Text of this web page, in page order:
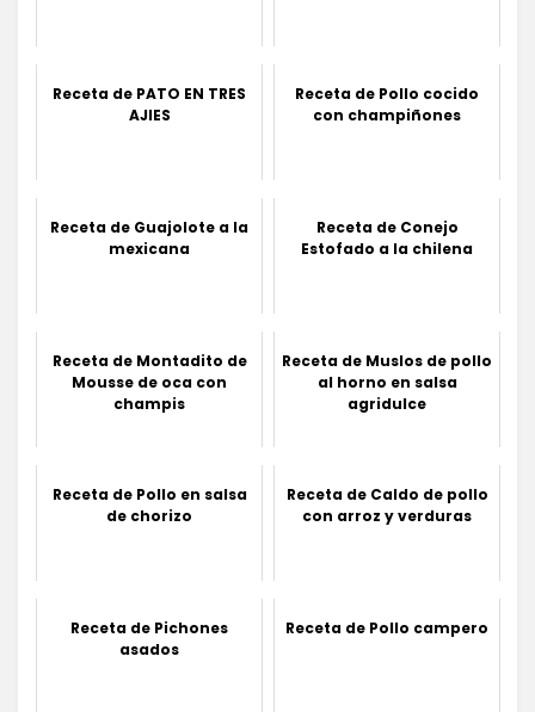
Receta de PATO EN TRES
AJIES
Receta de Pollo cocido
con champiñones
Receta de Guajolote a la
mexicana
Receta de Conejo
Estofado a la chilena
Receta de Montadito de
Mousse de oca con
champis
Receta de Muslos de pollo
al horno en salsa
agridulce
Receta de Pollo en salsa
de chorizo
Receta de Caldo de pollo
con arroz y verduras
Receta de Pichones
asados
Receta de Pollo campero